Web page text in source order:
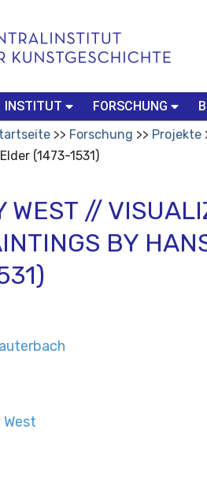
INSTITUT FORSCHUNG
Forschung Projekte
(1473-1531)
WEST //
BY
West